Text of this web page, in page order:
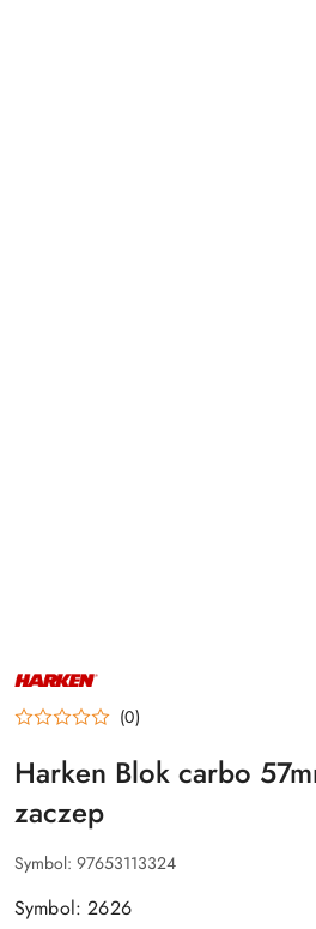
NAZWA
PRODUCENTA:
HARKEN (0)
Harken Blok carbo
zaczep
Symbol: 97653113324
Symbol: 2626